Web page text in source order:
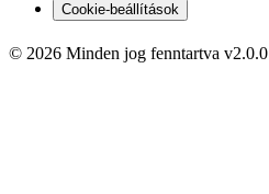
Cookie-beállítások
© 2026 Minden jog fenntartva v2.0.0